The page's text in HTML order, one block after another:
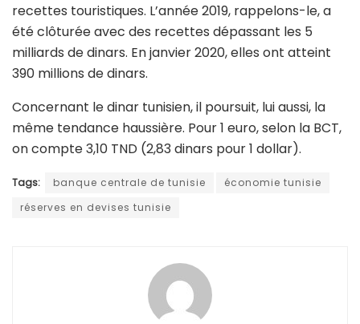
recettes touristiques. L’année 2019, rappelons-le, a
été clôturée avec des recettes dépassant les 5
milliards de dinars. En janvier 2020, elles ont atteint
390 millions de dinars.
Concernant le dinar tunisien, il poursuit, lui aussi, la
même tendance haussière. Pour 1 euro, selon la BCT,
on compte 3,10 TND (2,83 dinars pour 1 dollar).
Tags: banque centrale de tunisie
économie tunisie
réserves en devises tunisie